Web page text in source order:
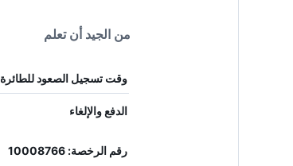
من الجيد أن تعلم
وقت تسجيل الصعود للطائرة
الدفع والإلغاء
رقم الرخصة: 10008766